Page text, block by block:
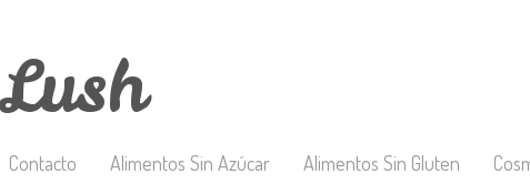
Contacto Alimentos Sin Azúcar Alimentos Sin Gluten